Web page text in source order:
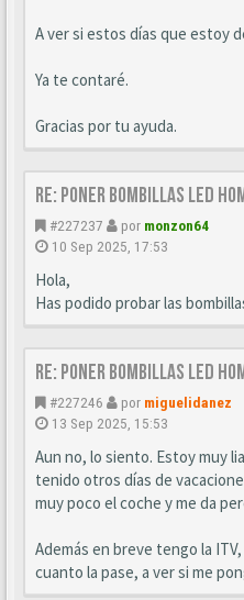
A ver si estos días que estoy
Ya te contaré.
Gracias por tu ayuda.
Re: Poner bombillas led
#227237 por monzon64
10 Sep 2025, 17:53
Hola,
Has podido probar las
Re: Poner bombillas led
#227246 por miguelidanez
13 Sep 2025, 15:53
Aun no, lo siento. Estoy muy
tenido otros días de
muy poco el coche y me da
Además en breve tengo la
cuanto la pase, a ver si me